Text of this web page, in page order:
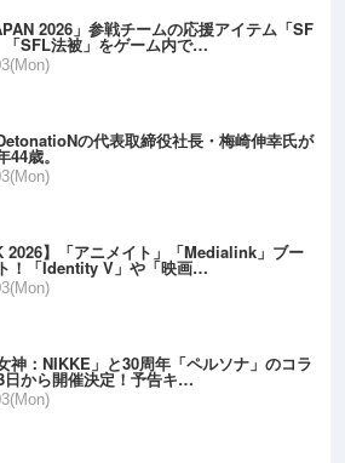
2026」参戦チームの応援アイテム「SF
「SFL法被」をゲーム内で…
の代表取締役社長・梅崎伸幸氏が
44歳。
2026】「アニメイト」「Medialink」ブー
！「Identity V」や「映画…
神：NIKKE」と30周年「ペルソナ」のコラ
日から開催決定！予告キ…